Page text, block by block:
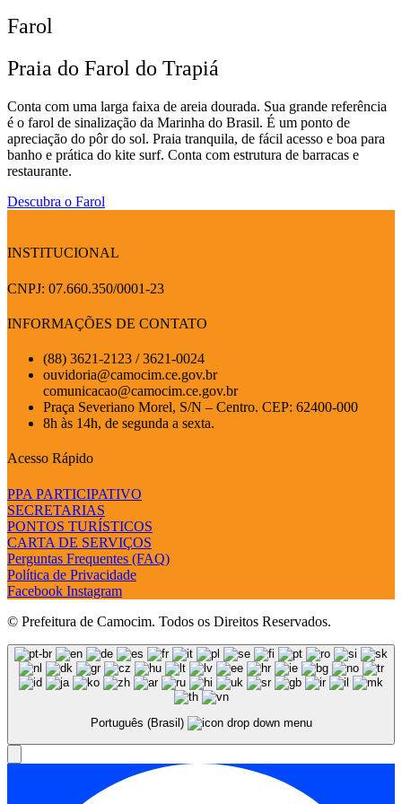
Farol
Praia do Farol do Trapiá
Conta com uma larga faixa de areia dourada. Sua grande referência
é o farol de sinalização da Marinha do Brasil. É um ponto de
apreciação do pôr do sol. Praia tranquila, de fácil acesso e boa para
banho e prática do kite surf. Conta com estrutura de barracas e
restaurante.
Descubra o Farol
INSTITUCIONAL
CNPJ: 07.660.350/0001-23
INFORMAÇÕES DE CONTATO
(88) 3621-2123 / 3621-0024
ouvidoria@camocim.ce.gov.br
comunicacao@camocim.ce.gov.br
Praça Severiano Morel, S/N – Centro. CEP: 62400-000
8h às 14h, de segunda a sexta.
Acesso Rápido
PPA PARTICIPATIVO
SECRETARIAS
PONTOS TURÍSTICOS
CARTA DE SERVIÇOS
Perguntas Frequentes (FAQ)
Política de Privacidade
Facebook Instagram
© Prefeitura de Camocim. Todos os Direitos Reservados.
Português (Brasil)